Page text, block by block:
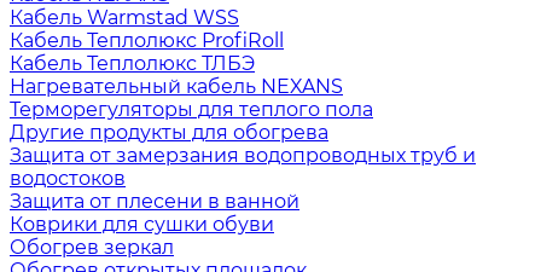
Кабель Warmstad WSS
Кабель Теплолюкс ProfiRoll
Кабель Теплолюкс ТЛБЭ
Нагревательный кабель NEXANS
Терморегуляторы для теплого пола
Другие продукты для обогрева
Защита от замерзания водопроводных труб и
водостоков
Защита от плесени в ванной
Коврики для сушки обуви
Обогрев зеркал